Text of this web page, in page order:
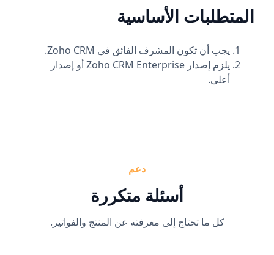
المتطلبات الأساسية
يجب أن تكون المشرف الفائق في Zoho CRM.
يلزم إصدار Zoho CRM Enterprise أو إصدار
أعلى.
دعم
أسئلة متكررة
كل ما تحتاج إلى معرفته عن المنتج والفواتير.